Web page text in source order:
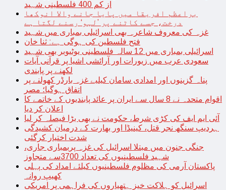
از کم 400 فلسطینی شہید
براعظم افریقا میں پایا جانے والا انوکھا
درخت، جسے کاٹنے پر ’لہو‘ رسنے لگتا ہے
غزہ کی معروف شاعرہ بھی اسرائیلی بمباری میں شہید
فتح فلسطین کی ہوگی ہے: ثنا خان
اسرائیلی بمباری میں 12 سالہ فلسطینی یوٹیوبر بھی شہید
سعودی عرب میں زیورات اور آرائشی اشیا پر قرآنی آیات
لکھنے پر پابندی
پناہ گزینوں اور امدادی سامان کیلیے غزہ بارڈر کھولنے پر
اتفاق ہوگیا؛ مصر
اقوام متحدہ نے 8 سال سے ایران پر عائد پابندیوں کے خاتمے کا
اعلان کر دیا
آئی ایم ایف کی کڑی شرط، حکومت نے بھی بڑا فیصلہ کر لیا
ہردیپ سنگھ نجر قتل، کینیڈا اور بھارت کے درمیان کشیدگی
شدت اختیار کرگئی
جنگی جنون میں مبتلا اسرائیل کی غزہ پربمباری جاری،
شہید فلسطینیوں کی تعداد 3700سے متجاوز
پاکستان آرمی کی مظلوم فلسطینیوں کیلئے امداد کی پہلی
کھیپ روانہ
اسرائیل کو ہلاکت خیز ہتھیاروں کی فراہمی پر امریکی